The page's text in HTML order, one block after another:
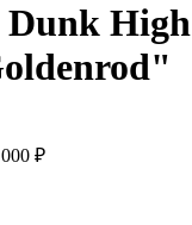
Dunk High
₽